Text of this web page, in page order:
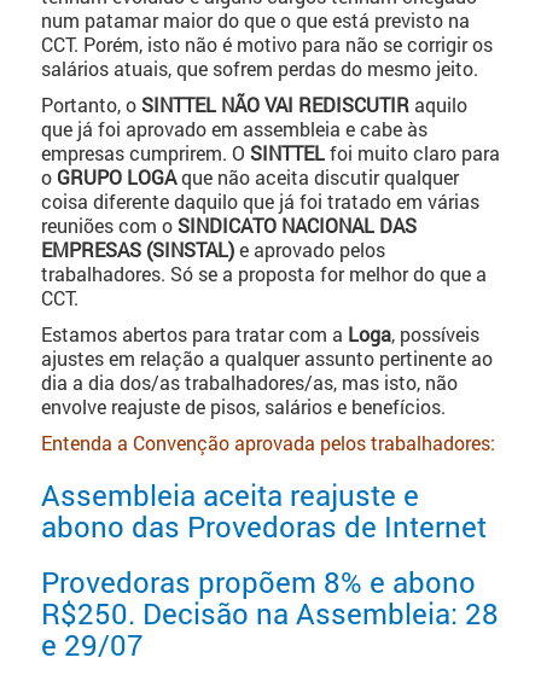
num patamar maior do que o que está previsto na
CCT. Porém, isto não é motivo para não se corrigir os
salários atuais, que sofrem perdas do mesmo jeito.
Portanto, oSINTTEL NÃO VAI REDISCUTIR aquilo
que já foi aprovado em assembleia e cabe às
empresas cumprirem. O SINTTELfoi muito claro para
o GRUPO LOGAque não aceita discutir qualquer
coisa diferente daquilo que já foi tratado em várias
reuniões com oSINDICATO NACIONAL DAS
EMPRESAS (SINSTAL)e aprovado pelos
trabalhadores. Só se a proposta for melhor do que a
CCT.
Estamos abertos para tratar com a Loga, possíveis
ajustes em relação a qualquer assunto pertinente ao
dia a dia dos/as trabalhadores/as, mas isto, não
envolve reajuste de pisos, salários e benefícios.
Entenda a Convenção aprovada pelos trabalhadores:
Assembleia aceita reajuste e
abono das Provedoras de Internet
Provedoras propõem 8% e abono
R$250. Decisão na Assembleia: 28
e 29/07